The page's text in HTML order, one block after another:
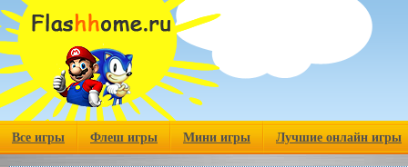
Все игры Флеш игры Мини игры Лучшие онлайн игры